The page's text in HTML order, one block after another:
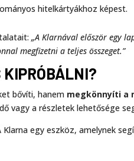
hitelkártyákhoz képest.
„A Klarnával először egy
megfizetni a teljes összeget.”
KIPRÓBÁLNI?
bővíti, hanem megkönnyíti a
vagy a részletek lehetősége
egy eszköz, amelynek